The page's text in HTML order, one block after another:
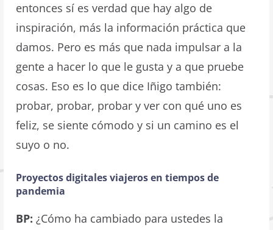
entonces sí es verdad que hay algo de
inspiración, más la información práctica que
damos. Pero es más que nada impulsar a la
gente a hacer lo que le gusta y a que pruebe
cosas. Eso es lo que dice Iñigo también:
probar, probar, probar y ver con qué uno es
feliz, se siente cómodo y si un camino es el
suyo o no.
Proyectos digitales viajeros en tiempos de
pandemia
BP: ¿Cómo ha cambiado para ustedes la